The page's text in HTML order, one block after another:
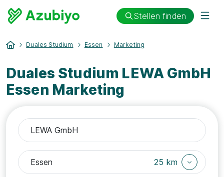
Stellen finden
Duales Studium Essen Marketing
Duales Studium LEWA GmbH
Essen Marketing
25 km